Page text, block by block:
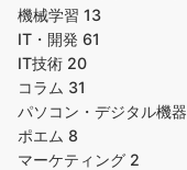
機械学習 13
IT・開発 61
IT技術 20
コラム 31
パソコン・デジタル機器
ポエム 8
マーケティング 2